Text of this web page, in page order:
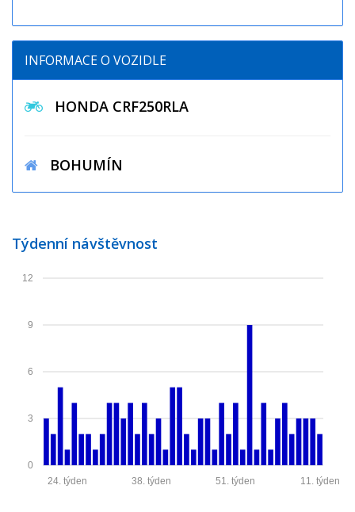
INFORMACE O VOZIDLE
HONDA CRF250RLA
BOHUMÍN
Týdenní návštěvnost
0
3
6
9
12
11. týden
51. týden
38. týden
24. týden